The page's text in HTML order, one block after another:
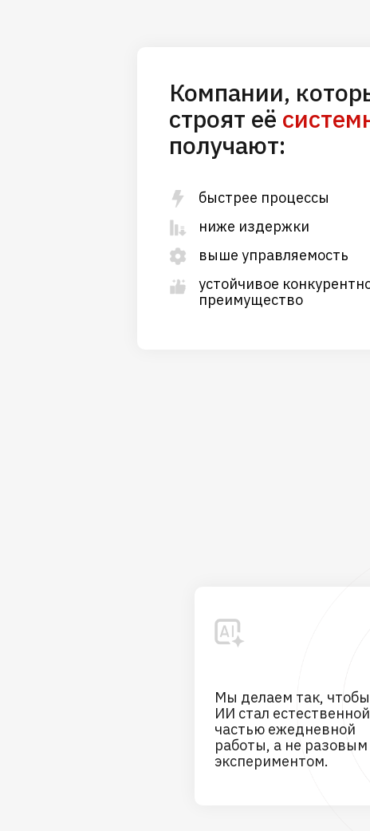
Компании,
строят её
получают:
устойчивое
преимущество
выше управляемость
ниже издержки
быстрее процессы
Мы делаем так, чтобы
ИИ стал естественной
частью ежедневной
работы, а не разовым
экспериментом.